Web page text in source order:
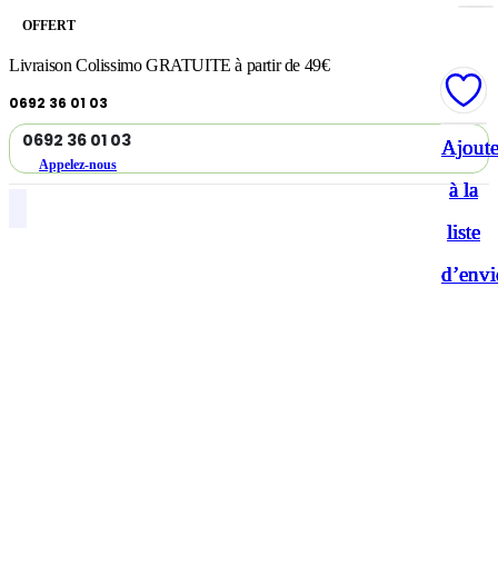
OFFERT
Livraison Colissimo GRATUITE à partir de 49€
0692 36 01 03
0692 36 01 03
Appelez-nous
à la
liste
à la
liste
à la
liste
à la
liste